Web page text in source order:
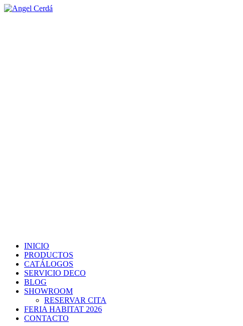
INICIO
PRODUCTOS
CATÁLOGOS
SERVICIO DECO
BLOG
SHOWROOM
RESERVAR CITA
FERIA HABITAT 2026
CONTACTO